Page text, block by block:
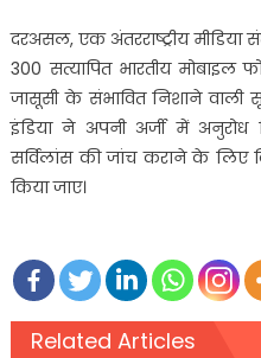
दरअसल, एक अंतरराष्ट्रीय मीडिया
300 सत्यापित भारतीय
जासूसी के संभावित निशाने वाली
इंडिया ने अपनी अर्जी में
सर्विलांस की जांच कराने के
किया जाए।
Related Articles